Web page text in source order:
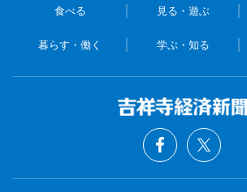
食べる 見る・遊ぶ
暮らす・働く 学ぶ・知る